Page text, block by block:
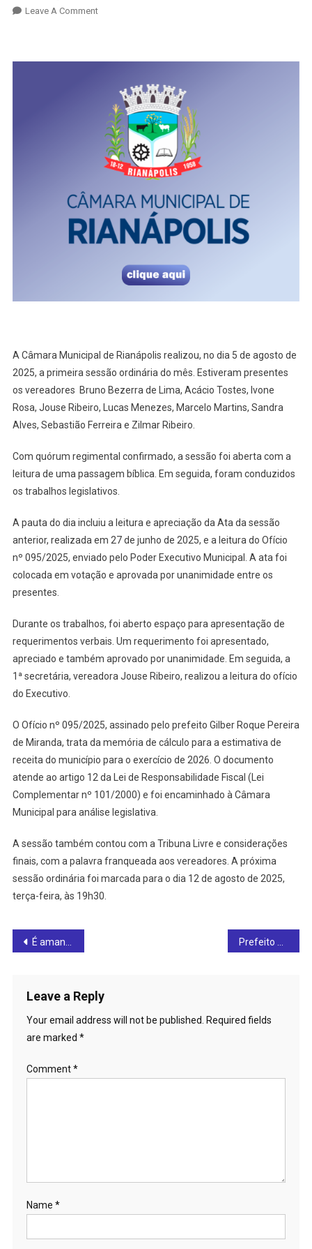
Leave A CommentOn
Realiza
Primeira
Sessão
Ordinária
De
Agosto
2025:
Confira
A Câmara Municipal de Rianápolis realizou, no dia 5 de agosto de
2025, a primeira sessão ordinária do mês. Estiveram presentes
os vereadores Bruno Bezerra de Lima, Acácio Tostes, Ivone
Rosa, Jouse Ribeiro, Lucas Menezes, Marcelo Martins, Sandra
Alves, Sebastião Ferreira e Zilmar Ribeiro.
Com quórum regimental confirmado, a sessão foi aberta com a
leitura de uma passagem bíblica. Em seguida, foram conduzidos
os trabalhos legislativos.
A pauta do dia incluiu a leitura e apreciação da Ata da sessão
anterior, realizada em 27 de junho de 2025, e a leitura do Ofício
nº 095/2025, enviado pelo Poder Executivo Municipal. A ata foi
colocada em votação e aprovada por unanimidade entre os
presentes.
Durante os trabalhos, foi aberto espaço para apresentação de
requerimentos verbais. Um requerimento foi apresentado,
apreciado e também aprovado por unanimidade. Em seguida, a
1ª secretária, vereadora Jouse Ribeiro, realizou a leitura do ofício
do Executivo.
O Ofício nº 095/2025, assinado pelo prefeito Gilber Roque Pereira
de Miranda, trata da memória de cálculo para a estimativa de
receita do município para o exercício de 2026. O documento
atende ao artigo 12 da Lei de Responsabilidade Fiscal (Lei
Complementar nº 101/2000) e foi encaminhado à Câmara
Municipal para análise legislativa.
A sessão também contou com a Tribuna Livre e considerações
finais, com a palavra franqueada aos vereadores. A próxima
sessão ordinária foi marcada para o dia 12 de agosto de 2025,
terça-feira, às 19h30.
Post
É amanhã: Castramóvel realiza castração solidária e vacinação antirrábica em Rialma
Leave a Reply
Your email address will not be published.
Required fields
are marked *
Comment*
Name *